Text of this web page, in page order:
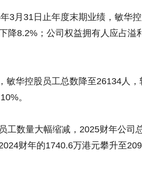
3月31日止年度末期业绩，敏华
降8.2%；公司权益拥有人应占溢
敏华控股员工总数降至26134人
。
工数量大幅缩减，2025财年公司
财年的1740.6万港元攀升至